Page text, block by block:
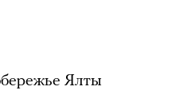
Ялты